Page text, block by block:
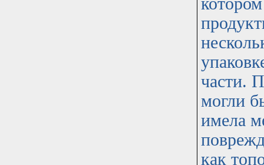
части.
могли
имела
как